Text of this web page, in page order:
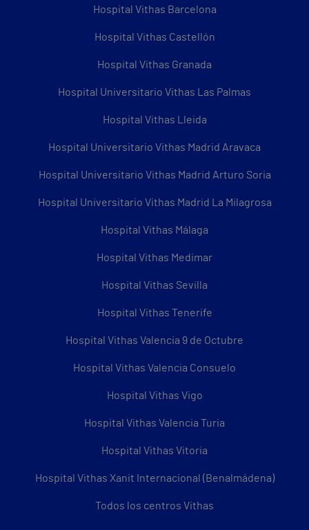
Hospital Vithas Barcelona
Hospital Vithas Castellón
Hospital Vithas Granada
Hospital Universitario Vithas Las Palmas
Hospital Vithas Lleida
Hospital Universitario Vithas Madrid Aravaca
Hospital Universitario Vithas Madrid Arturo Soria
Hospital Universitario Vithas Madrid La Milagrosa
Hospital Vithas Málaga
Hospital Vithas Medimar
Hospital Vithas Sevilla
Hospital Vithas Tenerife
Hospital Vithas Valencia 9 de Octubre
Hospital Vithas Valencia Consuelo
Hospital Vithas Vigo
Hospital Vithas Valencia Turia
Hospital Vithas Vitoria
Hospital Vithas Xanit Internacional (Benalmádena)
Todos los centros Vithas